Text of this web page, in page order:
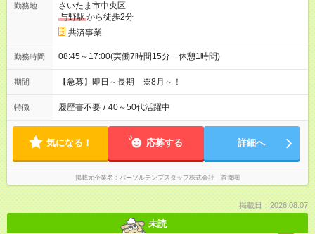
勤務地
さいたま市中央区
与野駅から徒歩2分
共済事業
勤務時間 08:45～17:00(実働7時間15分 休憩1時間)
期間 【急募】即日～長期 ※8月～！
特徴 履歴書不要 / 40～50代活躍中
気になる！ 応募する 詳細へ
掲載元企業名 パーソルテンプスタッフ株式会社 首都圏
掲載日：2026.08.07
未読